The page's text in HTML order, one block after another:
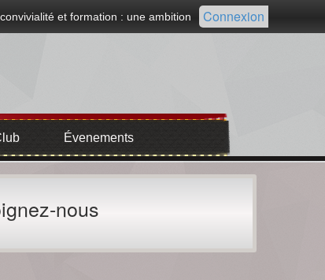
Connexion
convivialité et formation : une ambition
Évenements
nous